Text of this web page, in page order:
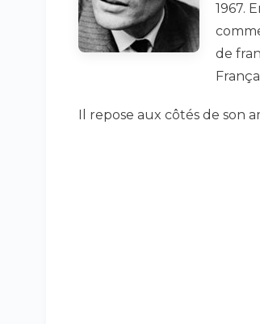
1967.
de
Il repose aux côtés de son